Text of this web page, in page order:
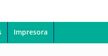
Impresora